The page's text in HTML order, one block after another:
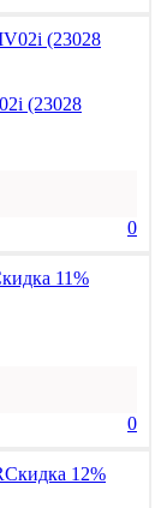
(23028
0
11%
0
Скидка 12%